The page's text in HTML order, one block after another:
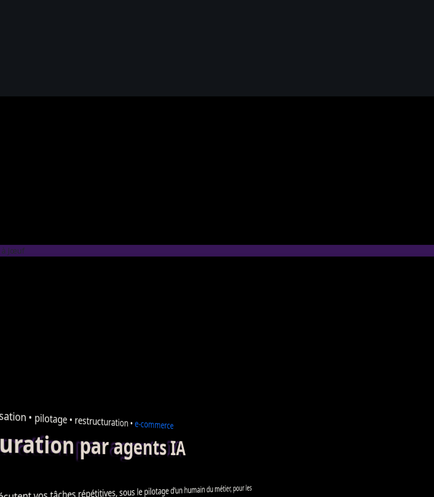
Jœuf
• pilotage• restructuration•e-commerce
par agents IA
pilotaged’un humain du métier, pour les